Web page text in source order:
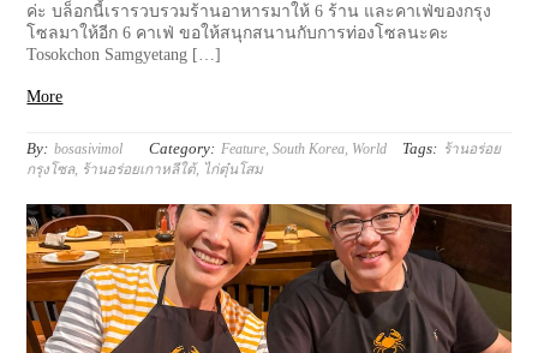
ค่ะ บล็อกนี้เรารวบรวมร้านอาหารมาให้ 6 ร้าน และคาเฟ่ของกรุง
โซลมาให้อีก 6 คาเฟ่ ขอให้สนุกสนานกับการท่องโซลนะคะ
Tosokchon Samgyetang […]
More
By: bosasivimol Category: Feature ,South Korea World Tags: ร้านอร่อย
กรุงโซล, ร้านอร่อยเกาหลีใต้, ไก่ตุ๋นโสม